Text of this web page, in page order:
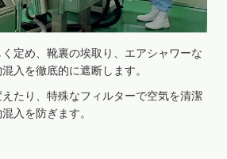
定め、靴裏の埃取り、エアシャワーな
入を徹底的に遮断します。
たり、特殊なフィルターで空気を清潔
入を防ぎます。